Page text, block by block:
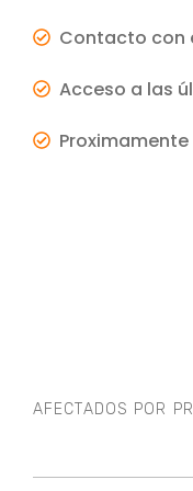
Contacto con
Acceso a las
Proximamente
AFECTADOS POR